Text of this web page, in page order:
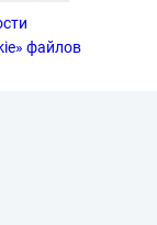
файлов